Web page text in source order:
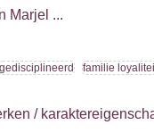
Marjel ...
gedisciplineerd familie
/